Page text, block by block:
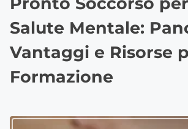
Salute Mentale:
Vantaggi e Risorse
Formazione